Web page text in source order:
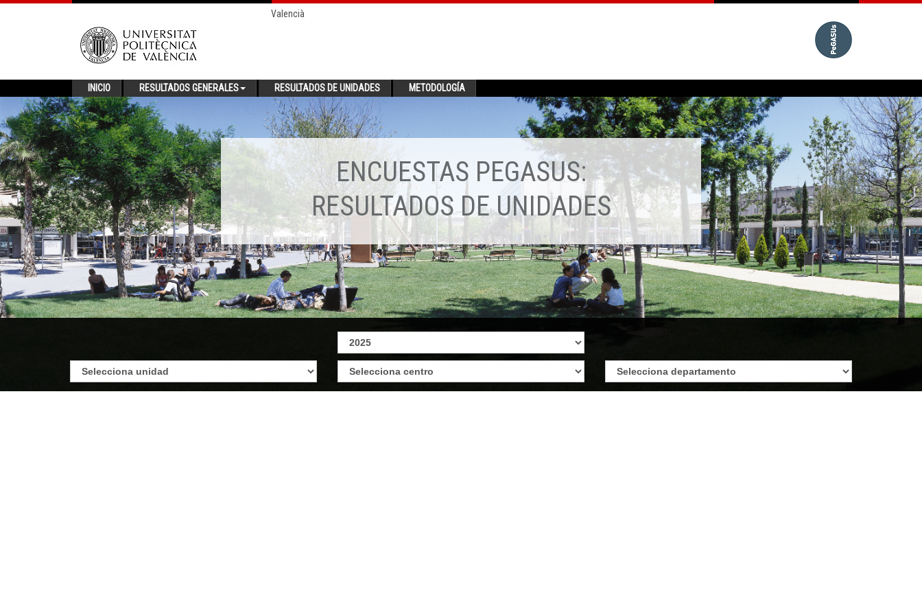
Valencià
INICIO RESULTADOS GENERALES RESULTADOS DE UNIDADES METODOLOGÍA
ENCUESTAS PEGASUS:
RESULTADOS DE UNIDADES